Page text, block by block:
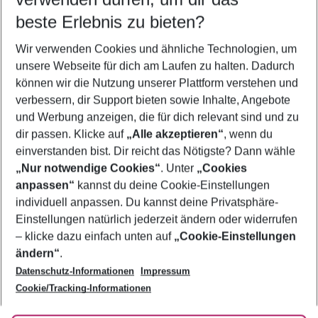
5-8 Nächte
2 Erwachsene Keine Kinder
Mehr Filter anzeigen
Footer
Footer navigation
Über uns
AGB
Bestpreisgarantie
Cookie-Einstellungen ändern
Cookie-Richtlinie
Agenturbetreuung
Barrierefreies Reisen
Folge uns
beste Erlebnis zu bieten?
Wir verwenden Cookies und ähnliche Technologien, um
unsere Webseite für dich am Laufen zu halten. Dadurch
können wir die Nutzung unserer Plattform verstehen und
verbessern, dir Support bieten sowie Inhalte, Angebote
und Werbung anzeigen, die für dich relevant sind und zu
dir passen. Klicke auf „Alle akzeptieren“, wenn du
einverstanden bist. Dir reicht das Nötigste? Dann wähle
„Nur notwendige Cookies“. Unter „Cookies
anpassen“ kannst du deine Cookie-Einstellungen
individuell anpassen. Du kannst deine Privatsphäre-
Einstellungen natürlich jederzeit ändern oder widerrufen
– klicke dazu einfach unten auf „Cookie-Einstellungen
ändern“.
Datenschutz-Informationen
Impressum
Cookie/Tracking-Informationen